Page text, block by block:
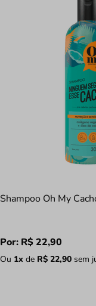
Shampoo Oh My
Por: R$ 22,90
Ou 1x de R$ 22,90 sem